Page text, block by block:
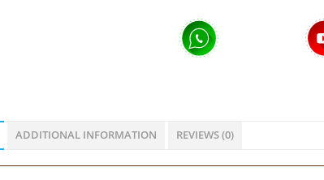
ADDITIONAL INFORMATION REVIEWS (0)